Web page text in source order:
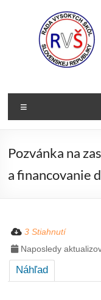
Rada
VŠ
škôl
Pozvánka na
a financovanie
3 Stiahnutí
Naposledy
Náhľad